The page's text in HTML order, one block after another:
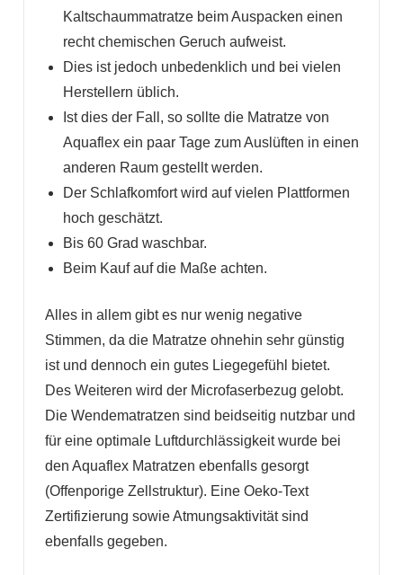
Kaltschaummatratze beim Auspacken einen
recht chemischen Geruch aufweist.
Dies ist jedoch unbedenklich und bei vielen
Herstellern üblich.
Ist dies der Fall, so sollte die Matratze von
Aquaflex ein paar Tage zum Auslüften in einen
anderen Raum gestellt werden.
Der Schlafkomfort wird auf vielen Plattformen
hoch geschätzt.
Bis 60 Grad waschbar.
Beim Kauf auf die Maße achten.
Alles in allem gibt es nur wenig negative
Stimmen, da die Matratze ohnehin sehr günstig
ist und dennoch ein gutes Liegegefühl bietet.
Des Weiteren wird der Microfaserbezug gelobt.
Die Wendematratzen sind beidseitig nutzbar und
für eine optimale Luftdurchlässigkeit wurde bei
den Aquaflex Matratzen ebenfalls gesorgt
(Offenporige Zellstruktur). Eine Oeko-Text
Zertifizierung sowie Atmungsaktivität sind
ebenfalls gegeben.